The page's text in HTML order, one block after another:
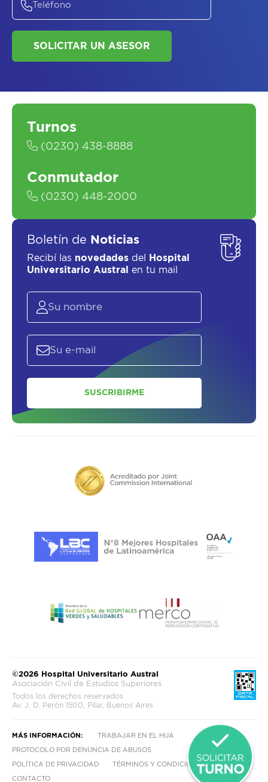
SOLICITAR UN ASESOR
Turnos
(0230) 438-8888
Conmutador
(0230) 448-2000
Boletín de Noticias
Recibí las novedades del
Hospital
Universitario Austral
en tu mail
SUSCRIBIRME
©2026 Hospital Universitario Austral
Asociación Civil de Estudios Superiores
Todos los derechos reservados
Av. J. D. Perón 1500, Pilar, Buenos Aires
MÁS INFORMACIÓN: TRABAJAR EN EL HUA
PROTOCOLO POR DENUNCIA DE ABUSOS
POLÍTICA DE PRIVACIDAD TÉRMINOS Y CONDICIONES
CONTACTO